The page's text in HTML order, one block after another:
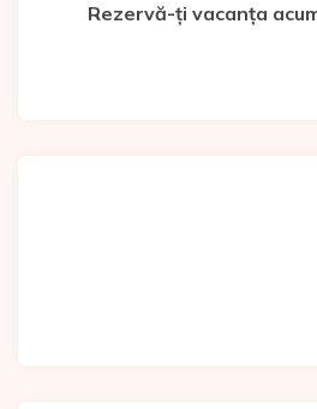
Rezervă-ți vacanța